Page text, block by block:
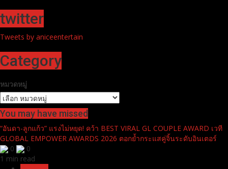
twitter
Tweets by aniceentertain
Category
หมวดหมู่
You may have missed
“อันดา-ลูกแก้ว” แรงไม่หยุด! คว้า BEST VIRAL GL COUPLE AWARD เวที
GLOBAL EMPOWER AWARDS 2026 ตอกย้ำกระแสคู่จิ้นระดับอินเตอร์
0
0
1 min read